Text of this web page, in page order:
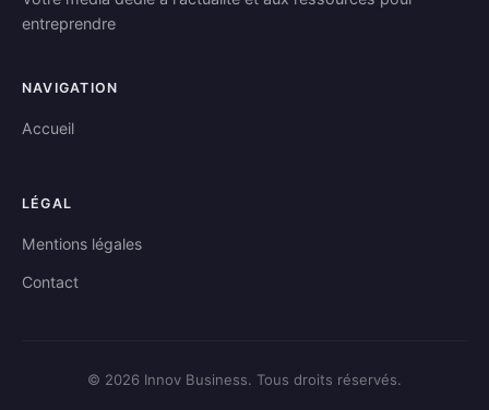
entreprendre
NAVIGATION
Accueil
LÉGAL
Mentions légales
Contact
© 2026 Innov Business. Tous droits réservés.